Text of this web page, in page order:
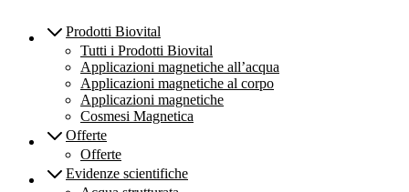
Prodotti Biovital
Tutti i Prodotti Biovital
Applicazioni magnetiche all’acqua
Applicazioni magnetiche al corpo
Applicazioni magnetiche
Cosmesi Magnetica
Offerte
Offerte
Evidenze scientifiche